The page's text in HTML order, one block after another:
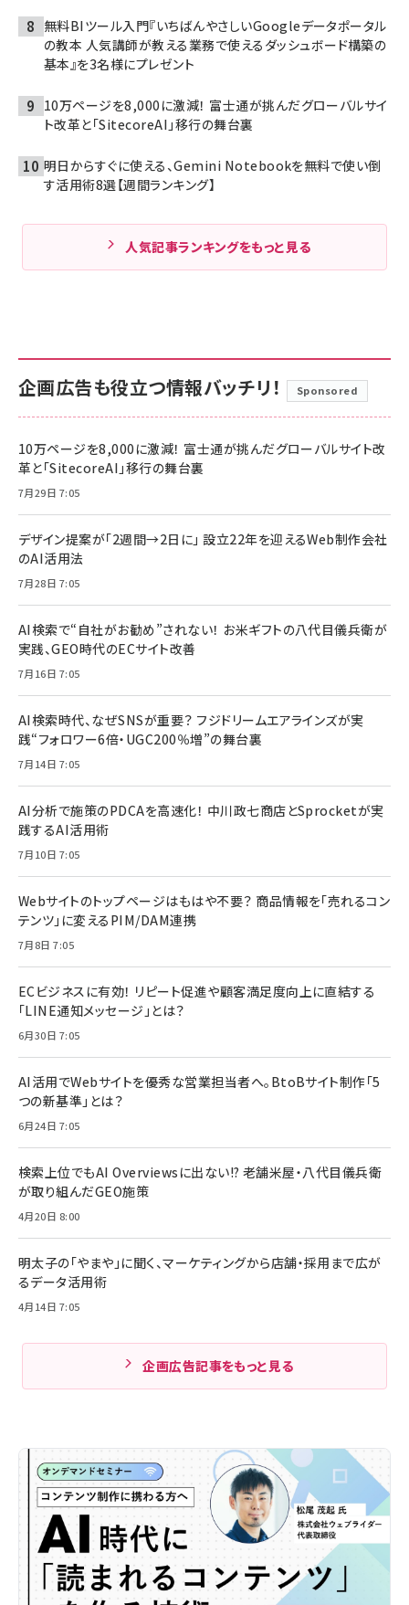
無料BIツール入門『いちばんやさしいGoogleデータポータル
の教本 人気講師が教える業務で使えるダッシュボード構築の
基本』を3名様にプレゼント
10万ページを8,000に激減！ 富士通が挑んだグローバルサイ
ト改革と「SitecoreAI」移行の舞台裏
明日からすぐに使える、Gemini Notebookを無料で使い倒
す活用術8選【週間ランキング】
人気記事ランキングをもっと見る
企画広告も役立つ情報バッチリ！ Sponsored
10万ページを8,000に激減！ 富士通が挑んだグローバルサイト改
革と「SitecoreAI」移行の舞台裏
7月29日 7:05
デザイン提案が「2週間→2日に」 設立22年を迎えるWeb制作会社
のAI活用法
7月28日 7:05
AI検索で“自社がお勧め”されない！ お米ギフトの八代目儀兵衛が
実践、GEO時代のECサイト改善
7月16日 7:05
AI検索時代、なぜSNSが重要？ フジドリームエアラインズが実
践“フォロワー6倍・UGC200％増”の舞台裏
7月14日 7:05
AI分析で施策のPDCAを高速化！ 中川政七商店とSprocketが実
践するAI活用術
7月10日 7:05
Webサイトのトップページはもはや不要？ 商品情報を「売れるコン
テンツ」に変えるPIM/DAM連携
7月8日 7:05
ECビジネスに有効！ リピート促進や顧客満足度向上に直結する
「LINE通知メッセージ」とは？
6月30日 7:05
AI活用でWebサイトを優秀な営業担当者へ。BtoBサイト制作「5
つの新基準」とは？
6月24日 7:05
検索上位でもAI Overviewsに出ない!? 老舗米屋・八代目儀兵衛
が取り組んだGEO施策
4月20日 8:00
明太子の「やまや」に聞く、マーケティングから店舗・採用まで広が
るデータ活用術
4月14日 7:05
企画広告記事をもっと見る